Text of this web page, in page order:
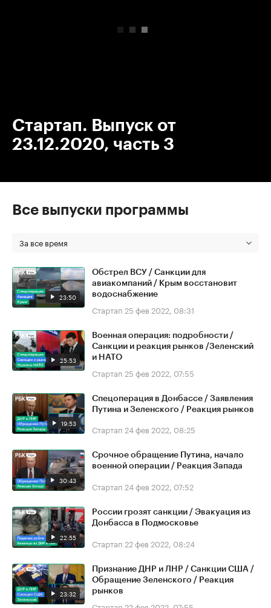
Стартап. Выпуск от
23.12.2020, часть 3
Все выпуски программы
За все время
23:50
Обстрел ВСУ / Санкции для
авиакомпаний / Крым восстановит
водоснабжение
Стартап 25 фев 2022, 08:31
25:53
Военная операция: подробности /
Санкции и реакция рынков /Зеленский
и НАТО
Стартап 25 фев 2022, 07:55
19:53
Спецоперация в Донбассе / Заявления
Путина и Зеленского / Реакция рынков
Стартап 24 фев 2022, 08:25
30:43
Срочное обращение Путина, начало
военной операции / Реакция Запада
Стартап 24 фев 2022, 07:52
22:55
России грозят санкции / Эвакуация из
Донбасса в Подмосковье
Стартап 22 фев 2022, 08:24
23:32
Признание ДНР и ЛНР / Санкции США /
Обращение Зеленского / Реакция
рынков